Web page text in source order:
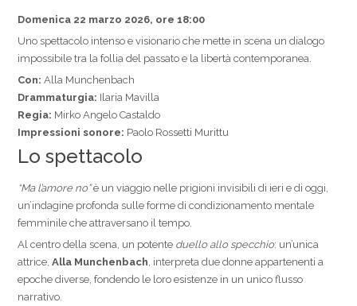
Domenica 22 marzo 2026, ore 18:00
Uno spettacolo intenso e visionario che mette in scena un dialogo
impossibile tra la follia del passato e la libertà contemporanea.
Con: Alla Munchenbach
Drammaturgia: Ilaria Mavilla
Regia: Mirko Angelo Castaldo
Impressioni sonore: Paolo Rossetti Murittu
Lo spettacolo
“Ma l’amore no”è un viaggio nelle prigioni invisibili di ieri e di oggi,
un’indagine profonda sulle forme di condizionamento mentale
femminile che attraversano il tempo.
Al centro della scena, un potente duello allo specchio: un’unica
attrice,Alla Munchenbach , interpreta due donne appartenenti a
epoche diverse, fondendo le loro esistenze in un unico flusso
narrativo.